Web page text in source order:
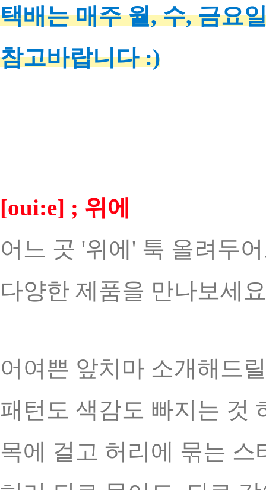
택배는 매주 월, 수, 금요
참고바랍니다 :)
[oui:e] ; 위에
어느 곳 '위에' 툭 올려두
다양한 제품을 만나보세
어여쁜 앞치마 소개해드
패턴도 색감도 빠지는 것
목에 걸고 허리에 묶는 스